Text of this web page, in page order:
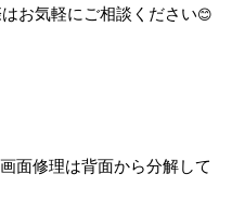
お気軽にご相談ください😊
面修理は背面から分解して